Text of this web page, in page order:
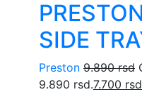
SIDE
Preston 9.890rsd
9.890 rsd.7.700 rsd